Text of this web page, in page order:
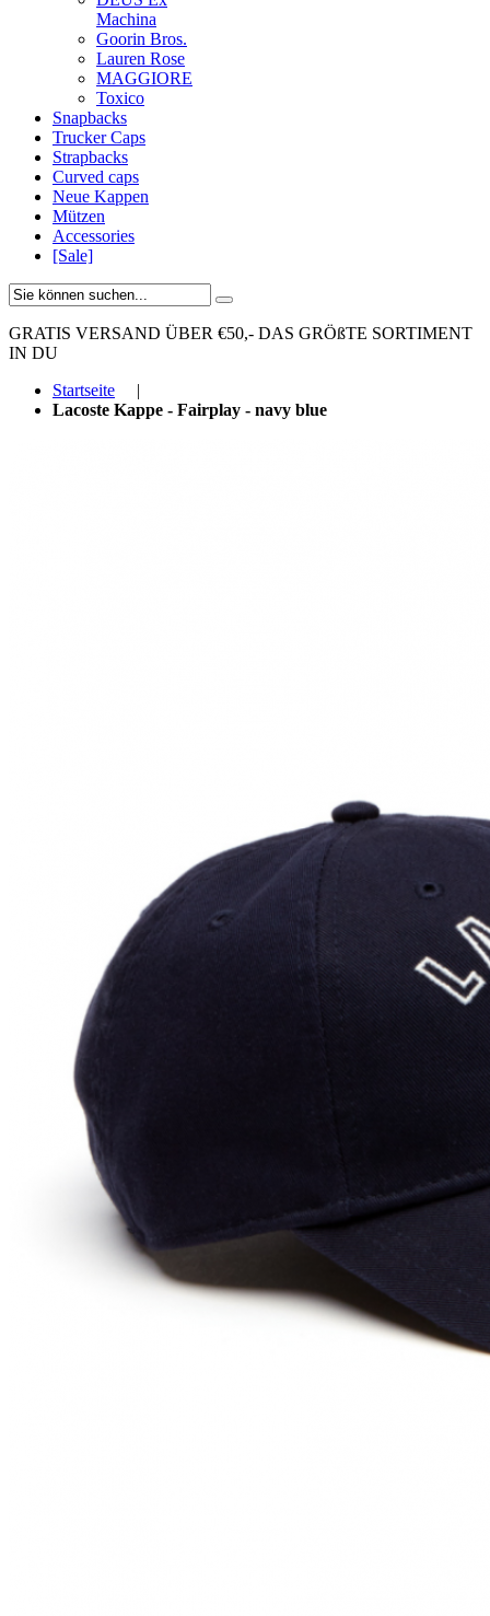
Machina
Goorin Bros.
Lauren Rose
MAGGIORE
Toxico
Snapbacks
Trucker Caps
Strapbacks
Curved caps
Neue Kappen
Mützen
Accessories
[Sale]
GRATIS VERSAND ÜBER €50,- DAS GRÖßTE SORTIMENT
IN DU
Startseite
|
Lacoste Kappe - Fairplay - navy blue